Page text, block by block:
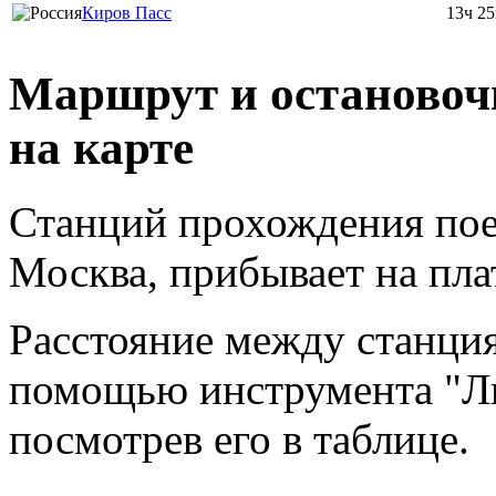
Киров Пасс 13ч
Маршрут и
на карте
Станций прохождения
Москва, прибывает на
Расстояние между
помощью инструмента
посмотрев его в таблице.